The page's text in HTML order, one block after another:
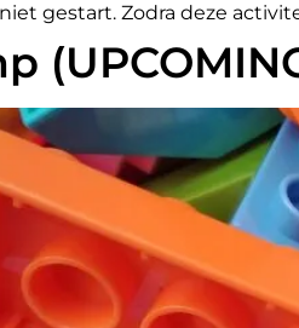
gestart. Zodra deze